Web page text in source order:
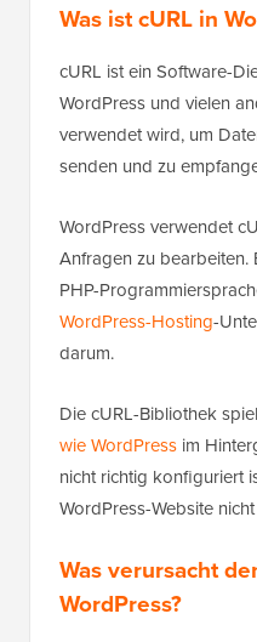
Was ist cURL in
cURL ist ein Software-
WordPress und vielen
verwendet wird, um
senden und zu
WordPress verwendet
Anfragen zu bearbeiten.
PHP-
WordPress-Hosting-
darum.
Die cURL-Bibliothek
wie WordPress im
nicht richtig konfiguriert
WordPress-Website
Was verursacht
WordPress?